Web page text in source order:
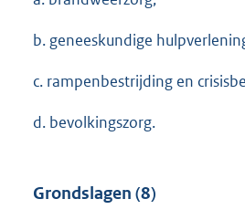
b. geneeskundige
c. rampenbestrijding en
d. bevolkingszorg.
Grondslagen (8)